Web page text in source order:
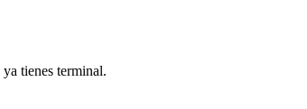
tienes terminal.